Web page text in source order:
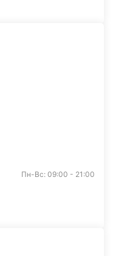
Пн-Вс: 09:00 - 21:00